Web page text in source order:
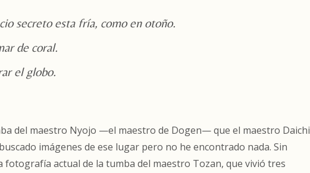
secreto esta fría, como en otoño.
de coral.
el globo.
del maestro Nyojo —el maestro de Dogen— que el maestro Daichi
imágenes de ese lugar pero no he encontrado nada. Sin
actual de la tumba del maestro Tozan, que vivió tres